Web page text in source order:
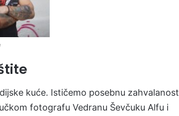
kuće. Ističemo posebnu zahvalanost
fotografu Vedranu Ševčuku Alfu i